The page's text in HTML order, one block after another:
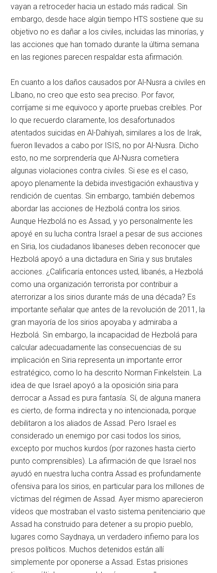
vayan a retroceder hacia un estado más radical. Sin
embargo, desde hace algún tiempo HTS sostiene que su
objetivo no es dañar a los civiles, incluidas las minorías, y
las acciones que han tomado durante la última semana
en las regiones parecen respaldar esta afirmación.
En cuanto a los daños causados por Al-Nusra a civiles en
Líbano, no creo que esto sea preciso. Por favor,
corríjame si me equivoco y aporte pruebas creíbles. Por
lo que recuerdo claramente, los desafortunados
atentados suicidas en Al-Dahiyah, similares a los de Irak,
fueron llevados a cabo por ISIS, no por Al-Nusra. Dicho
esto, no me sorprendería que Al-Nusra cometiera
algunas violaciones contra civiles. Si ese es el caso,
apoyo plenamente la debida investigación exhaustiva y
rendición de cuentas. Sin embargo, también debemos
abordar las acciones de Hezbolá contra los sirios.
Aunque Hezbolá no es Assad, y yo personalmente les
apoyé en su lucha contra Israel a pesar de sus acciones
en Siria, los ciudadanos libaneses deben reconocer que
Hezbolá apoyó a una dictadura en Siria y sus brutales
acciones. ¿Calificaría entonces usted, libanés, a Hezbolá
como una organización terrorista por contribuir a
aterrorizar a los sirios durante más de una década? Es
importante señalar que antes de la revolución de 2011, la
gran mayoría de los sirios apoyaba y admiraba a
Hezbolá. Sin embargo, la incapacidad de Hezbolá para
calcular adecuadamente las consecuencias de su
implicación en Siria representa un importante error
estratégico, como lo ha descrito Norman Finkelstein. La
idea de que Israel apoyó a la oposición siria para
derrocar a Assad es pura fantasía. Sí, de alguna manera
es cierto, de forma indirecta y no intencionada, porque
debilitaron a los aliados de Assad. Pero Israel es
considerado un enemigo por casi todos los sirios,
excepto por muchos kurdos (por razones hasta cierto
punto comprensibles). La afirmación de que Israel nos
ayudó en nuestra lucha contra Assad es profundamente
ofensiva para los sirios, en particular para los millones de
víctimas del régimen de Assad. Ayer mismo aparecieron
vídeos que mostraban el vasto sistema penitenciario que
Assad ha construido para detener a su propio pueblo,
lugares como Saydnaya, un verdadero infierno para los
presos políticos. Muchos detenidos están allí
simplemente por oponerse a Assad. Estas prisiones